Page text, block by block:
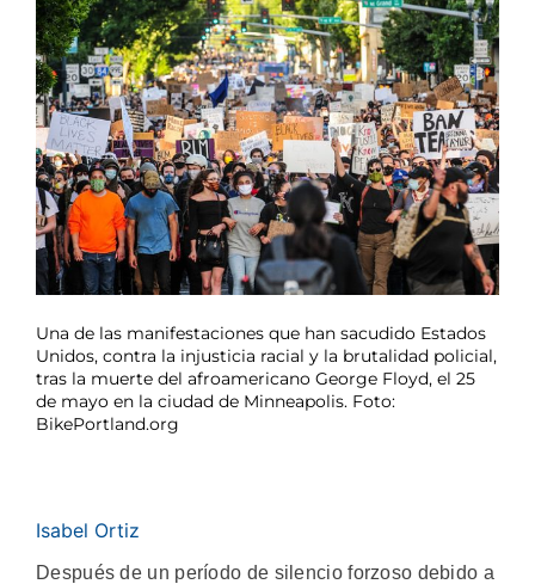
Una de las manifestaciones que han sacudido Estados
Unidos, contra la injusticia racial y la brutalidad policial,
tras la muerte del afroamericano George Floyd, el 25
de mayo en la ciudad de Minneapolis. Foto:
BikePortland.org
Isabel Ortiz
Después de un período de silencio forzoso debido a